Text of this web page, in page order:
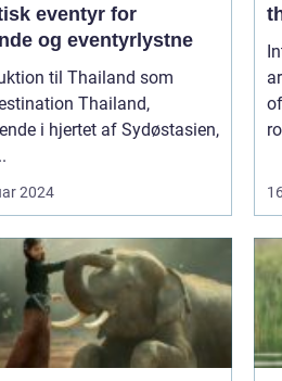
eventyr for
og eventyrlystne
til Thailand som
Thailand,
i hjertet af Sydøstasien,
2024